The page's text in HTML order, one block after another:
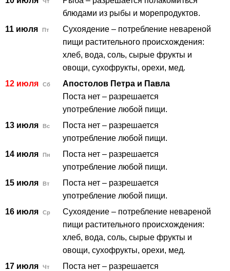
блюдами из рыбы и морепродуктов.
11 июля
Пт
Сухоядение – потребление невареной
пищи растительного происхождения:
хлеб, вода, соль, сырые фрукты и
овощи, сухофрукты, орехи, мед.
12 июля
Сб
Апостолов Петра и Павла
Поста нет – разрешается
употребление любой пищи.
13 июля
Вс
Поста нет – разрешается
употребление любой пищи.
14 июля
Пн
Поста нет – разрешается
употребление любой пищи.
15 июля
Вт
Поста нет – разрешается
употребление любой пищи.
16 июля
Ср
Сухоядение – потребление невареной
пищи растительного происхождения:
хлеб, вода, соль, сырые фрукты и
овощи, сухофрукты, орехи, мед.
17 июля
Чт
Поста нет – разрешается